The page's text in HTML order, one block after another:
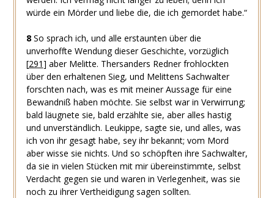
würde ein Mörder und liebe die, die ich gemordet habe.“
8So sprach ich, und alle erstaunten über die
unverhoffte Wendung dieser Geschichte, vorzüglich
[291] aber Melitte. Thersanders Redner frohlockten
über den erhaltenen Sieg, und Melittens Sachwalter
forschten nach, was es mit meiner Aussage für eine
Bewandniß haben möchte. Sie selbst war in Verwirrung;
bald läugnete sie, bald erzählte sie, aber alles hastig
und unverständlich. Leukippe, sagte sie, und alles, was
ich von ihr gesagt habe, sey ihr bekannt; vom Mord
aber wisse sie nichts. Und so schöpften ihre Sachwalter,
da sie in vielen Stücken mit mir übereinstimmte, selbst
Verdacht gegen sie und waren in Verlegenheit, was sie
noch zu ihrer Vertheidigung sagen sollten.